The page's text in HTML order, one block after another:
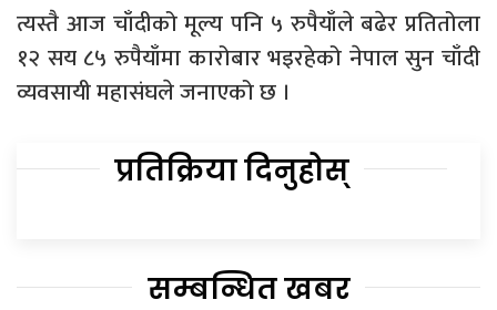
त्यस्तै आज चाँदीको मूल्य पनि ५ रुपैयाँले बढेर प्रतितोला
१२ सय ८५ रुपैयाँमा कारोबार भइरहेको नेपाल सुन चाँदी
व्यवसायी महासंघले जनाएको छ ।
प्रतिक्रिया दिनुहोस्
सम्बन्धित खबर